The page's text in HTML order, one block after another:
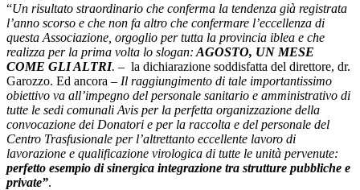
“Un risultato straordinario che conferma la tendenza già registrata
l’anno scorso e che non fa altro che confermare l’eccellenza di
questa Associazione, orgoglio per tutta la provincia iblea e che
realizza per la prima volta lo slogan: AGOSTO, UN MESE
COME GLI ALTRI. – la dichiarazione soddisfatta del direttore, dr.
Garozzo. Ed ancora – Il raggiungimento di tale importantissimo
obiettivo va all’impegno del personale sanitario e amministrativo di
tutte le sedi comunali Avis per la perfetta organizzazione della
convocazione dei Donatori e per la raccolta e del personale del
Centro Trasfusionale per l’altrettanto eccellente lavoro di
lavorazione e qualificazione virologica di tutte le unità pervenute:
perfetto esempio di sinergica integrazione tra strutture pubbliche e
private”.